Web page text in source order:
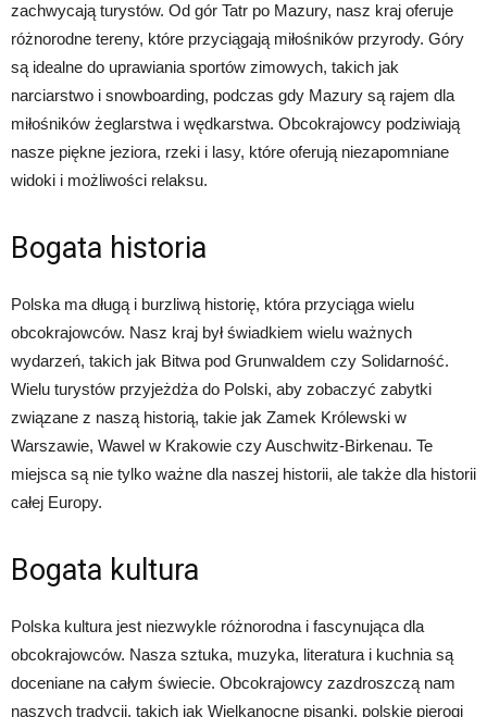
zachwycają turystów. Od gór Tatr po Mazury, nasz kraj oferuje
różnorodne tereny, które przyciągają miłośników przyrody. Góry
są idealne do uprawiania sportów zimowych, takich jak
narciarstwo i snowboarding, podczas gdy Mazury są rajem dla
miłośników żeglarstwa i wędkarstwa. Obcokrajowcy podziwiają
nasze piękne jeziora, rzeki i lasy, które oferują niezapomniane
widoki i możliwości relaksu.
Bogata historia
Polska ma długą i burzliwą historię, która przyciąga wielu
obcokrajowców. Nasz kraj był świadkiem wielu ważnych
wydarzeń, takich jak Bitwa pod Grunwaldem czy Solidarność.
Wielu turystów przyjeżdża do Polski, aby zobaczyć zabytki
związane z naszą historią, takie jak Zamek Królewski w
Warszawie, Wawel w Krakowie czy Auschwitz-Birkenau. Te
miejsca są nie tylko ważne dla naszej historii, ale także dla historii
całej Europy.
Bogata kultura
Polska kultura jest niezwykle różnorodna i fascynująca dla
obcokrajowców. Nasza sztuka, muzyka, literatura i kuchnia są
doceniane na całym świecie. Obcokrajowcy zazdroszczą nam
naszych tradycji, takich jak Wielkanocne pisanki, polskie pierogi